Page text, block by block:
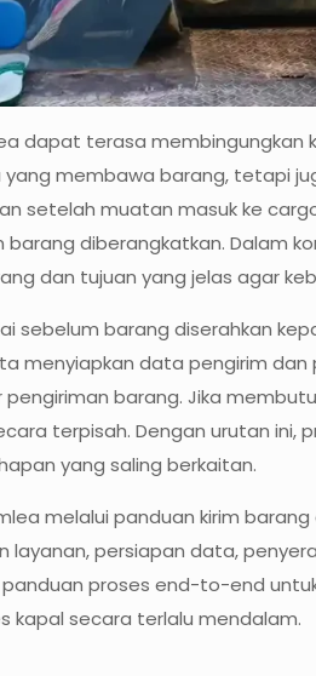
dapat terasa
membawa barang, tetapi
setelah muatan masuk ke
diberangkatkan. Dalam
dan tujuan yang jelas agar
sebelum barang diserahkan
menyiapkan data pengirim
barang. Jika
terpisah. Dengan urutan ini,
yang saling berkaitan.
melalui panduan kirim
layanan, persiapan data,
proses end-to-end
kapal secara terlalu mendalam.